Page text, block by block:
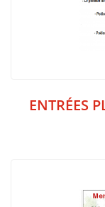
ENTRÉES